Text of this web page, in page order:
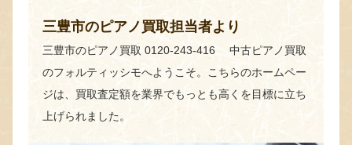
三豊市のピアノ買取担当者より
三豊市のピアノ買取 0120-243-416 中古ピアノ買取
のフォルティッシモへようこそ。こちらのホームペー
ジは、買取査定額を業界でもっとも高くを目標に立ち
上げられました。